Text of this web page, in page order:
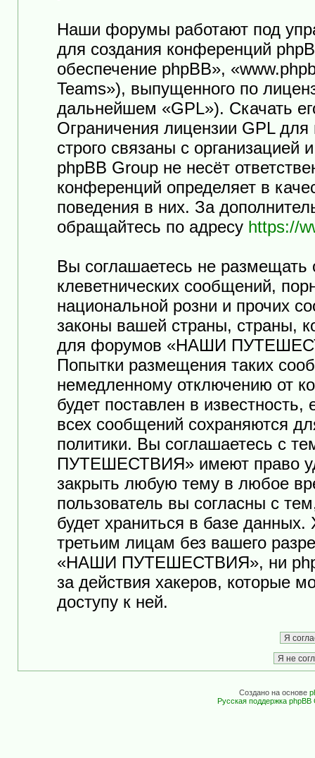
Наши форумы работают под
для создания конференций
обеспечение phpBB»,
Teams»), выпущенного по
дальнейшем «GPL»). Скачать
Ограничения лицензии GPL
строго связаны с
phpBB Group не несёт
конференций определяет в
поведения в них. За
обращайтесь по адресу https://
Вы соглашаетесь не
клеветнических сообщений,
национальной розни и прочих
законы вашей страны, страны,
для форумов «НАШИ
Попытки размещения таких
немедленному отключению от
будет поставлен в
всех сообщений сохраняются
политики. Вы соглашаетесь с
ПУТЕШЕСТВИЯ» имеют право
закрыть любую тему в любое
пользователь вы согласны с
будет храниться в базе
третьим лицам без вашего
«НАШИ ПУТЕШЕСТВИЯ», ни
за действия хакеров, которые
доступу к ней.
Создано на основе
Русская поддержка phpBB